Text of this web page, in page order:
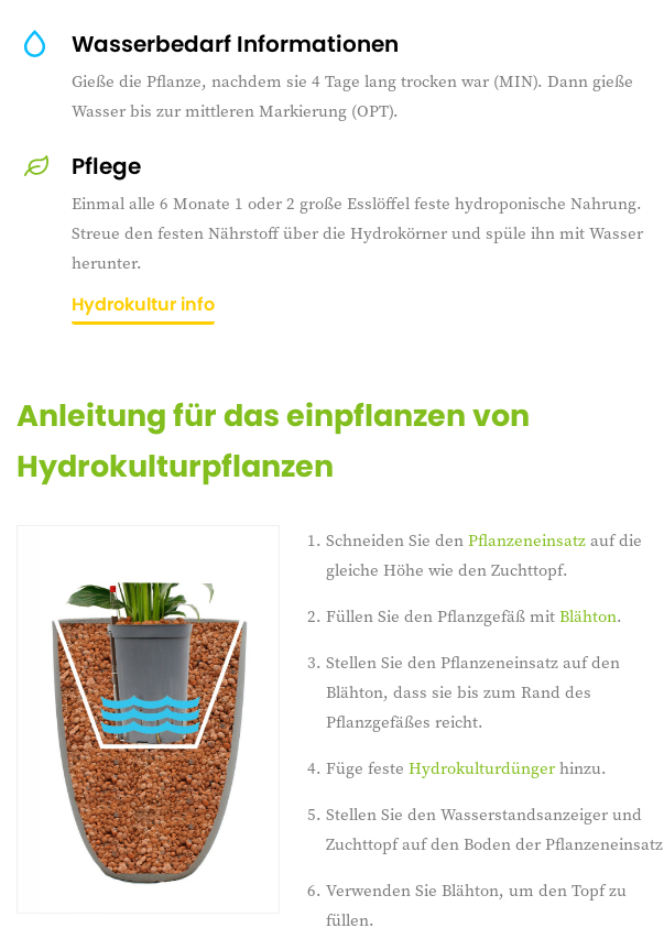
Wasserbedarf Informationen
Gieße die Pflanze, nachdem sie 4 Tage lang trocken war (MIN). Dann gieße
Wasser bis zur mittleren Markierung (OPT).
Pflege
Einmal alle 6 Monate 1 oder 2 große Esslöffel feste hydroponische Nahrung.
Streue den festen Nährstoff über die Hydrokörner und spüle ihn mit Wasser
herunter.
Hydrokultur info
Anleitung für das einpflanzen von
Hydrokulturpflanzen
Schneiden Sie denPflanzeneinsatzauf die
gleiche Höhe wie den Zuchttopf.
Füllen Sie den Pflanzgefäß mitBlähton.
Stellen Sie den Pflanzeneinsatz auf den
Blähton, dass sie bis zum Rand des
Pflanzgefäßes reicht.
Füge feste Hydrokulturdüngerhinzu.
Stellen Sie den Wasserstandsanzeiger und
Zuchttopf auf den Boden der Pflanzeneinsatz
Verwenden Sie Blähton, um den Topf zu
füllen.